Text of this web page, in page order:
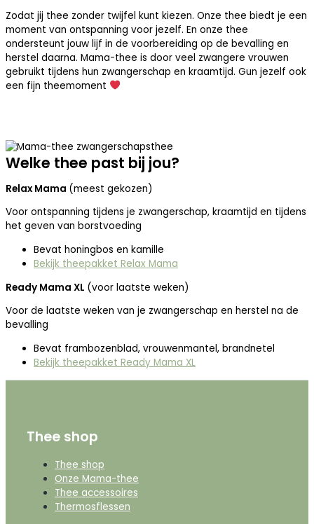
Zodat jij thee zonder twijfel kunt kiezen. Onze thee biedt je een
moment van ontspanning voor jezelf. En onze thee
ondersteunt jouw lijf in de voorbereiding op de bevalling en
herstel daarna. Mama-thee is door veel zwangere vrouwen
gebruikt tijdens hun zwangerschap en kraamtijd. Gun jezelf ook
een fijn theemoment
Welke thee past bij jou?
Relax Mama (meest gekozen)
Voor ontspanning tijdens je zwangerschap, kraamtijd en tijdens
het geven van borstvoeding
Bevat honingbos en kamille
Bekijk theepakket Relax Mama
Ready Mama XL (voor laatste weken)
Voor de laatste weken van je zwangerschap en herstel na de
bevalling
Bevat frambozenblad, vrouwenmantel, brandnetel
Bekijk theepakket Ready Mama XL
Thee shop
Thee shop
Onze Mama-thee
Thee accessoires
Thermosflessen